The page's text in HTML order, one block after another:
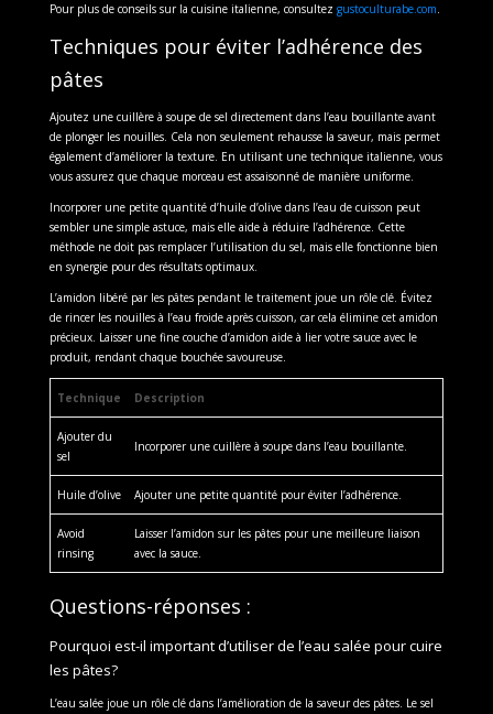
Pour plus de conseils sur la cuisine italienne, consultez gustoculturabe.com.
Techniques pour éviter l’adhérence des
pâtes
Ajoutez une cuillère à soupe de sel directement dans l’eau bouillante avant
de plonger les nouilles. Cela non seulement rehausse la saveur, mais permet
également d’améliorer la texture. En utilisant une technique italienne, vous
vous assurez que chaque morceau est assaisonné de manière uniforme.
Incorporer une petite quantité d’huile d’olive dans l’eau de cuisson peut
sembler une simple astuce, mais elle aide à réduire l’adhérence. Cette
méthode ne doit pas remplacer l’utilisation du sel, mais elle fonctionne bien
en synergie pour des résultats optimaux.
L’amidon libéré par les pâtes pendant le traitement joue un rôle clé. Évitez
de rincer les nouilles à l’eau froide après cuisson, car cela élimine cet amidon
précieux. Laisser une fine couche d’amidon aide à lier votre sauce avec le
produit, rendant chaque bouchée savoureuse.
Technique Description
Ajouter du
sel
Incorporer une cuillère à soupe dans l’eau bouillante.
Huile d’olive Ajouter une petite quantité pour éviter l’adhérence.
Avoid
rinsing
Laisser l’amidon sur les pâtes pour une meilleure liaison
avec la sauce.
Questions-réponses :
Pourquoi est-il important d’utiliser de l’eau salée pour cuire
les pâtes?
L’eau salée joue un rôle clé dans l’amélioration de la saveur des pâtes. Le sel